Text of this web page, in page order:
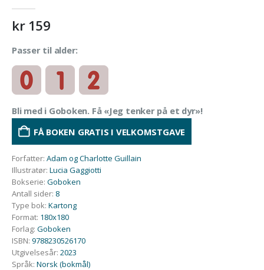
kr159
Passer til alder:
Bli med i Goboken. Få «Jeg tenker på et dyr»!
FÅ BOKEN GRATIS I VELKOMSTGAVE
Forfatter: Adam og Charlotte Guillain
Illustratør: Lucia Gaggiotti
Bokserie: Goboken
Antall sider: 8
Type bok: Kartong
Format: 180x180
Forlag: Goboken
ISBN: 9788230526170
Utgivelsesår: 2023
Språk: Norsk (bokmål)